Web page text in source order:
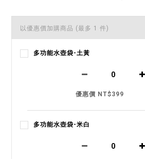
以優惠價加購商品 (最多 1 件)
多功能水壺袋-土黃
優惠價 NT$399
多功能水壺袋-米白